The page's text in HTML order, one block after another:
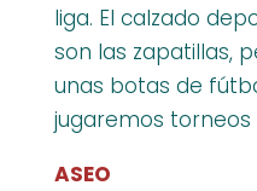
liga. El calzado
son las zapatillas,
unas botas de
jugaremos
ASEO